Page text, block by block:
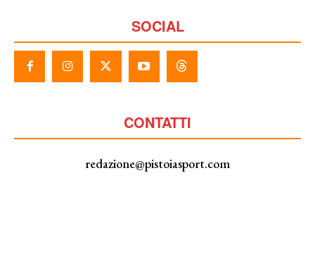
SOCIAL
CONTATTI
redazione@pistoiasport.com